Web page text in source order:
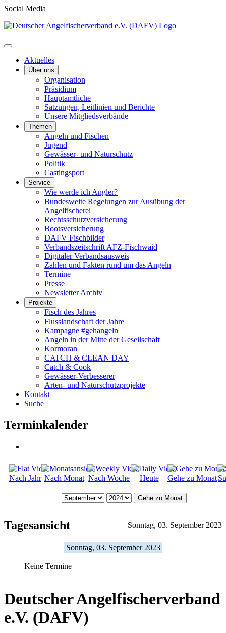
Social Media
Aktuelles
Über uns
Organisation
Präsidium
Hauptamtliche
Satzungen, Leitlinien und Berichte
Unsere Mitgliedsverbände
Themen
Angeln und Fischen
Jugend
Gewässer- und Naturschutz
Politik
Castingsport
Service
Wie werde ich Angler?
Bundesweite Regelungen zur Ausübung der
Angelfischerei
Rechtsschutzversicherung
Bootsversicherung
DAFV Fischbilder
Verbandszeitschrift AFZ-Fischwaid
Digitaler Verbandsausweis
Zahlen und Fakten rund um das Angeln
Termine
Presse
Newsletter Archiv
Projekte
Fisch des Jahres
Flusslandschaft der Jahre
Kampagne #gehangeln
Angeln in der Mitte der Gesellschaft
Kormoran
CATCH & CLEAN DAY
Catch & Cook
Gewässer-Verbesserer
Arten- und Naturschutzprojekte
Kontakt
Suche
Terminkalender
Nach Jahr Nach Monat Nach Woche Heute Gehe zu Monat
Gehe zu Monat
Tagesansicht Sonntag, 03. September 2023
Sonntag, 03. September 2023
Keine Termine
Deutscher Angelfischerverband
e.V. (DAFV)